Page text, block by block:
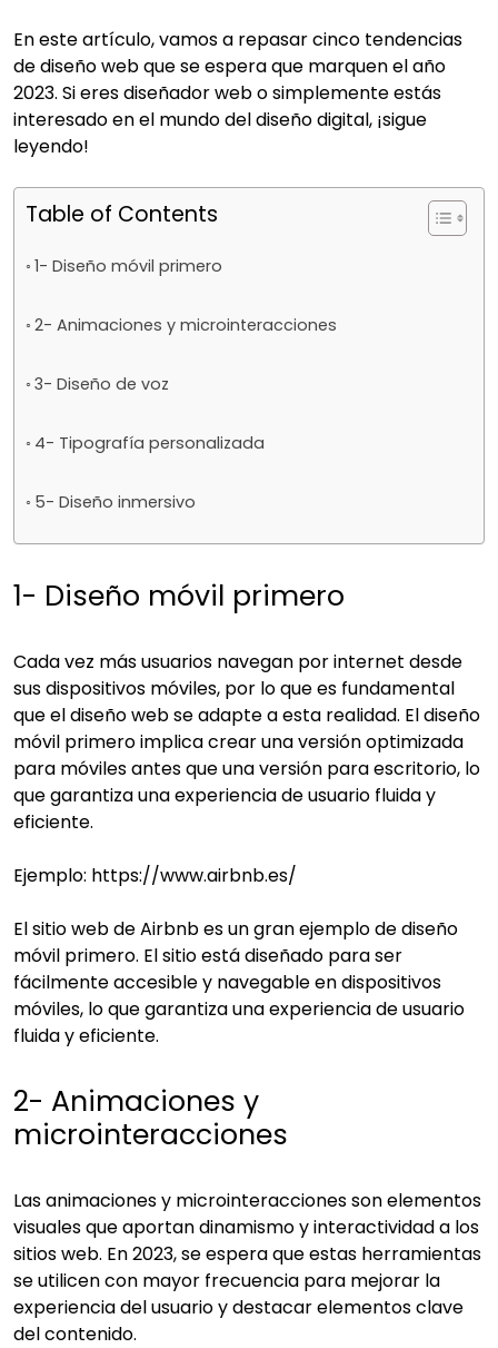
En este artículo, vamos a repasar cinco tendencias
de diseño web que se espera que marquen el año
2023. Si eres diseñador web o simplemente estás
interesado en el mundo del diseño digital, ¡sigue
leyendo!
Table of Contents
1- Diseño móvil primero
2- Animaciones y microinteracciones
3- Diseño de voz
4- Tipografía personalizada
5- Diseño inmersivo
1- Diseño móvil primero
Cada vez más usuarios navegan por internet desde
sus dispositivos móviles, por lo que es fundamental
que el diseño web se adapte a esta realidad. El diseño
móvil primero implica crear una versión optimizada
para móviles antes que una versión para escritorio, lo
que garantiza una experiencia de usuario fluida y
eficiente.
Ejemplo: https://www.airbnb.es/
El sitio web de Airbnb es un gran ejemplo de diseño
móvil primero. El sitio está diseñado para ser
fácilmente accesible y navegable en dispositivos
móviles, lo que garantiza una experiencia de usuario
fluida y eficiente.
2- Animaciones y
microinteracciones
Las animaciones y microinteracciones son elementos
visuales que aportan dinamismo y interactividad a los
sitios web. En 2023, se espera que estas herramientas
se utilicen con mayor frecuencia para mejorar la
experiencia del usuario y destacar elementos clave
del contenido.